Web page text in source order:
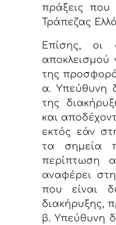
πράξεις που
Τράπεζας
Επίσης, οι
αποκλεισμού
της
α. Υπεύθυνη
της
και
εκτός εάν
τα σημεία
περίπτωση
αναφέρει
που είναι
διακήρυξης,
β. Υπεύθυνη